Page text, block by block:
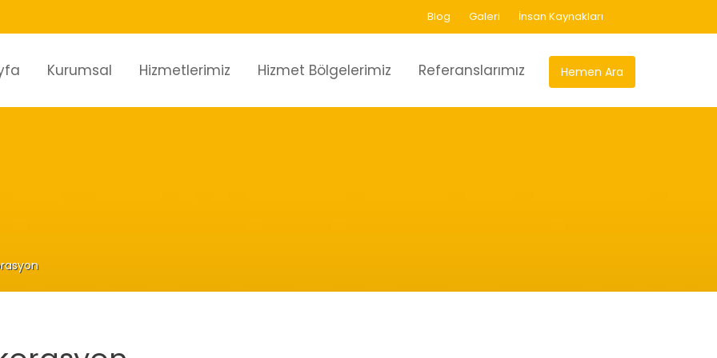
Blog Galeri İnsan Kaynakları
Hemen Ara
Kurumsal Hizmetlerimiz Hizmet Bölgelerimiz Referanslarımız